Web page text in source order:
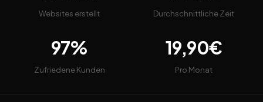
Websites erstellt Durchschnittliche Zeit
97%
Zufriedene Kunden
19,90€
Pro Monat